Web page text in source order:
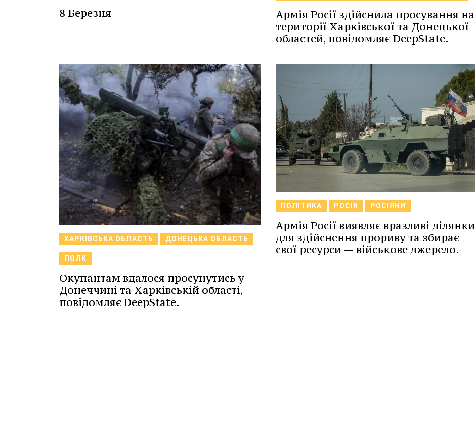
8 Березня
Армія Росії здійснила просування на
території Харківської та Донецької
областей, повідомляє DeepState.
ХАРКІВСЬКА ОБЛАСТЬ ДОНЕЦЬКА ОБЛАСТЬ
ПОЛК
Окупантам вдалося просунутись у
Донеччині та Харківській області,
повідомляє DeepState.
ПОЛІТИКА РОСІЯ РОСІЯНИ
Армія Росії виявляє вразливі ділянки
для здійснення прориву та збирає
свої ресурси — військове джерело.